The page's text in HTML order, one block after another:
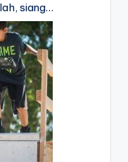
siang…